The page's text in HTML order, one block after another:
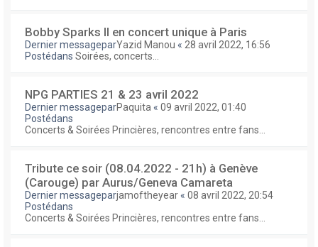
Bobby Sparks II en concert unique à Paris
Dernier messageparYazid Manou « 28 avril 2022, 16:56
Postédans Soirées, concerts...
NPG PARTIES 21 & 23 avril 2022
Dernier messageparPaquita « 09 avril 2022, 01:40
Postédans
Concerts & Soirées Princières, rencontres entre fans...
Tribute ce soir (08.04.2022 - 21h) à Genève
(Carouge) par Aurus/Geneva Camareta
Dernier messageparjamoftheyear « 08 avril 2022, 20:54
Postédans
Concerts & Soirées Princières, rencontres entre fans...